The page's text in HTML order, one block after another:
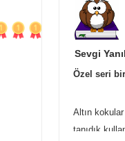
Sevgi
Özel seri
Altın
tanıdık